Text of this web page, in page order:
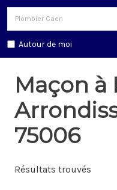
Autour de moi
Maçon à
75006
Résultats trouvés